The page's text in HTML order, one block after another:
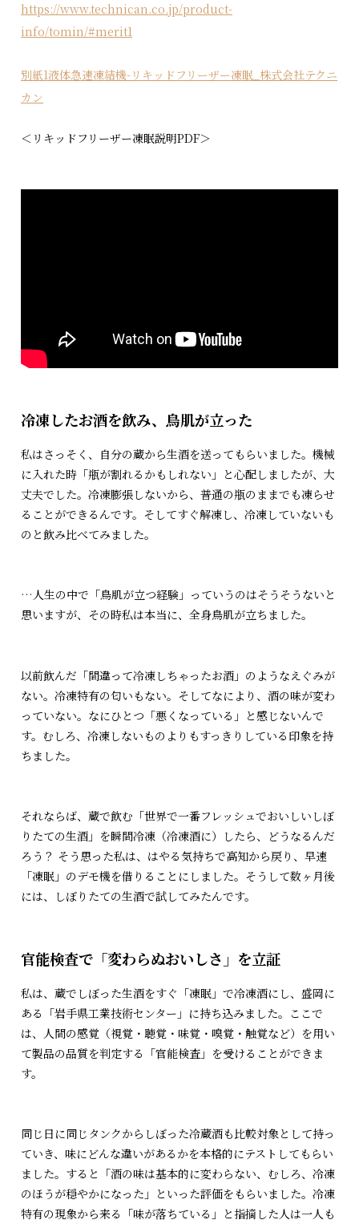
https://www.technican.co.jp/product-
info/tomin/#merit1
別紙1液体急速凍結機-リキッドフリーザー凍眠_株式会社テクニ
カン
＜リキッドフリーザー凍眠説明PDF＞
冷凍したお酒を飲み、鳥肌が立った
私はさっそく、自分の蔵から生酒を送ってもらいました。機械
に入れた時「瓶が割れるかもしれない」と心配しましたが、大
丈夫でした。冷凍膨張しないから、普通の瓶のままでも凍らせ
ることができるんです。そしてすぐ解凍し、冷凍していないも
のと飲み比べてみました。
…人生の中で「鳥肌が立つ経験」っていうのはそうそうないと
思いますが、その時私は本当に、全身鳥肌が立ちました。
以前飲んだ「間違って冷凍しちゃったお酒」のようなえぐみが
ない。冷凍特有の匂いもない。そしてなにより、酒の味が変わ
っていない。なにひとつ「悪くなっている」と感じないんで
す。むしろ、冷凍しないものよりもすっきりしている印象を持
ちました。
それならば、蔵で飲む「世界で一番フレッシュでおいしいしぼ
りたての生酒」を瞬間冷凍（冷凍酒に）したら、どうなるんだ
ろう？ そう思った私は、はやる気持ちで高知から戻り、早速
「凍眠」のデモ機を借りることにしました。そうして数ヶ月後
には、しぼりたての生酒で試してみたんです。
官能検査で「変わらぬおいしさ」を立証
私は、蔵でしぼった生酒をすぐ「凍眠」で冷凍酒にし、盛岡に
ある「岩手県工業技術センター」に持ち込みました。ここで
は、人間の感覚（視覚・聴覚・味覚・嗅覚・触覚など）を用い
て製品の品質を判定する「官能検査」を受けることができま
す。
同じ日に同じタンクからしぼった冷蔵酒も比較対象として持っ
ていき、味にどんな違いがあるかを本格的にテストしてもらい
ました。すると「酒の味は基本的に変わらない、むしろ、冷凍
のほうが穏やかになった」といった評価をもらいました。冷凍
特有の現象から来る「味が落ちている」と指摘した人は一人も